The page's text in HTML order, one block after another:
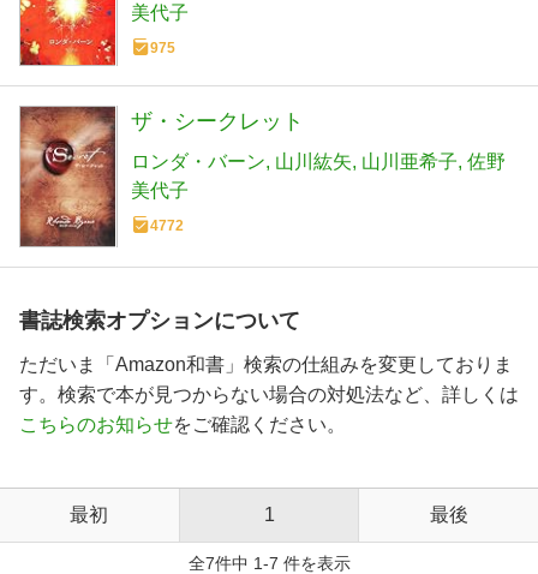
美代子
975
ザ・シークレット
ロンダ・バーン 山川紘矢 山川亜希子 佐野
美代子
4772
書誌検索オプションについて
ただいま「Amazon和書」検索の仕組みを変更しておりま
す。検索で本が見つからない場合の対処法など、詳しくは
こちらのお知らせをご確認ください。
最初 1 最後
全7件中 1-7 件を表示